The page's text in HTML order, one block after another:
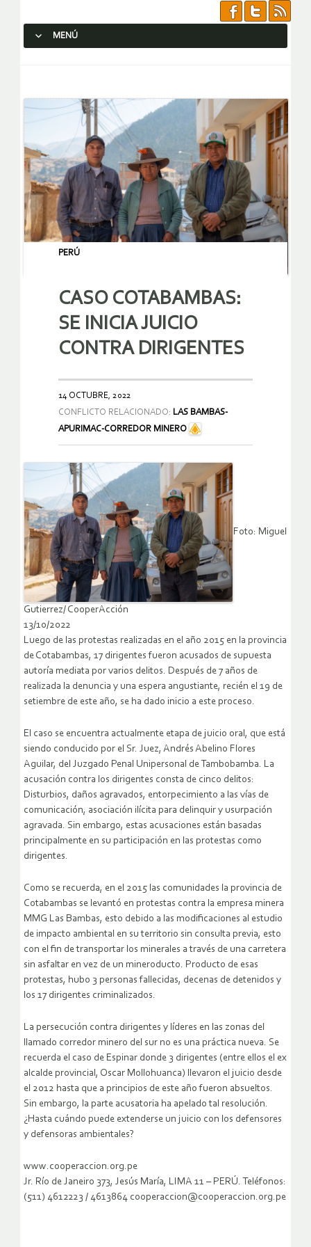
MENÚ
PERÚ
CASO COTABAMBAS:
SE INICIA JUICIO
CONTRA DIRIGENTES
14 OCTUBRE, 2022
CONFLICTO RELACIONADO: LAS BAMBAS-
APURIMAC-CORREDOR MINERO
Foto: Miguel
Gutierrez/ CooperAcción
13/10/2022
Luego de las protestas realizadas en el año 2015 en la provincia
de Cotabambas, 17 dirigentes fueron acusados de supuesta
autoría mediata por varios delitos. Después de 7 años de
realizada la denuncia y una espera angustiante, recién el 19 de
setiembre de este año, se ha dado inicio a este proceso.
El caso se encuentra actualmente etapa de juicio oral, que está
siendo conducido por el Sr. Juez, Andrés Abelino Flores
Aguilar, del Juzgado Penal Unipersonal de Tambobamba. La
acusación contra los dirigentes consta de cinco delitos:
Disturbios, daños agravados, entorpecimiento a las vías de
comunicación, asociación ilícita para delinquir y usurpación
agravada. Sin embargo, estas acusaciones están basadas
principalmente en su participación en las protestas como
dirigentes.
Como se recuerda, en el 2015 las comunidades la provincia de
Cotabambas se levantó en protestas contra la empresa minera
MMG Las Bambas, esto debido a las modificaciones al estudio
de impacto ambiental en su territorio sin consulta previa, esto
con el fin de transportar los minerales a través de una carretera
sin asfaltar en vez de un mineroducto. Producto de esas
protestas, hubo 3 personas fallecidas, decenas de detenidos y
los 17 dirigentes criminalizados.
La persecución contra dirigentes y líderes en las zonas del
llamado corredor minero del sur no es una práctica nueva. Se
recuerda el caso de Espinar donde 3 dirigentes (entre ellos el ex
alcalde provincial, Oscar Mollohuanca) llevaron el juicio desde
el 2012 hasta que a principios de este año fueron absueltos.
Sin embargo, la parte acusatoria ha apelado tal resolución.
¿Hasta cuándo puede extenderse un juicio con los defensores
y defensoras ambientales?
www.cooperaccion.org.pe
Jr. Río de Janeiro 373, Jesús María, LIMA 11 – PERÚ. Teléfonos:
(511) 4612223 / 4613864 cooperaccion@cooperaccion.org.pe